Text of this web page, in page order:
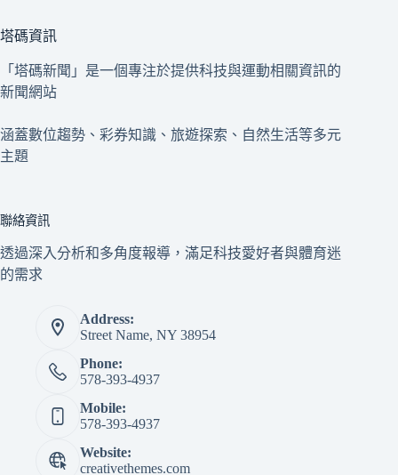
塔碼資訊
「塔碼新聞」是一個專注於提供科技與運動相關資訊的
新聞網站
涵蓋數位趨勢、彩券知識、旅遊探索、自然生活等多元
主題
聯絡資訊
透過深入分析和多角度報導，滿足科技愛好者與體育迷
的需求
Address:
Street Name, NY 38954
Phone:
578-393-4937
Mobile:
578-393-4937
Website:
creativethemes.com